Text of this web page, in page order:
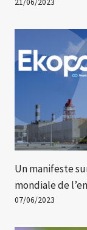
21/06/2023
Un manifeste
mondiale de
07/06/2023